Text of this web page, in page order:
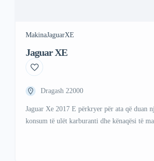
MakinaJaguarXE
Jaguar XE
Dragash 22000
Jaguar Xe 2017 E përkryer për ata që duan
konsum të ulët karburanti dhe kënaqësi të
për rreze dhe fuqi optimale. Per me shume